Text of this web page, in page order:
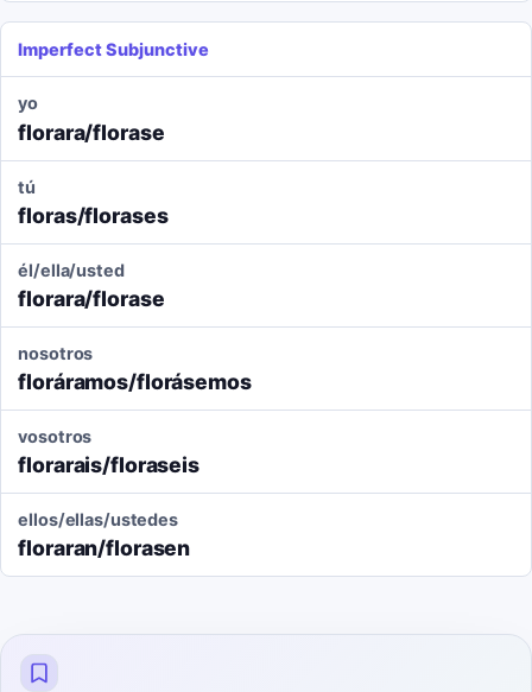
Imperfect Subjunctive
yo
florara/florase
tú
floras/florases
él/ella/usted
florara/florase
nosotros
floráramos/florásemos
vosotros
florarais/floraseis
ellos/ellas/ustedes
floraran/florasen